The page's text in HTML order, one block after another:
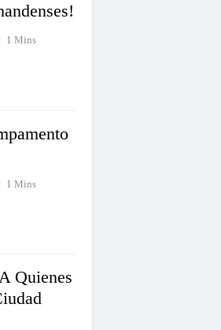
1 Mins
1 Mins
Quienes